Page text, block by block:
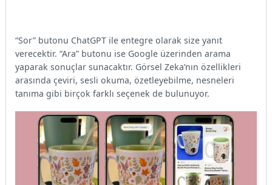
“Sor” butonu ChatGPT ile entegre olarak size yanıt
verecektir. “Ara” butonu ise Google üzerinden arama
yaparak sonuçlar sunacaktır. Görsel Zeka’nın özellikleri
arasında çeviri, sesli okuma, özetleyebilme, nesneleri
tanıma gibi birçok farklı seçenek de bulunuyor.